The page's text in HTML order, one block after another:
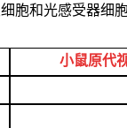
胞和光感受器细
小鼠原代